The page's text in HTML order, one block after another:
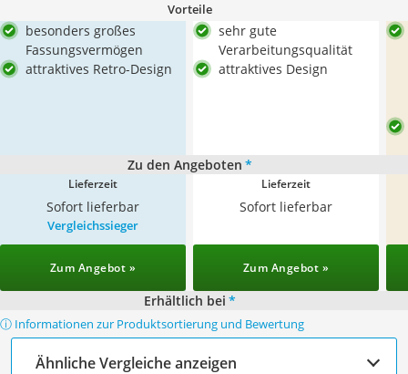
Vorteile
besonders großes
Fassungsvermögen
attraktives Retro-Design
sehr gute
Verarbeitungsqualität
attraktives Design
Zu den Angeboten *
Lieferzeit
Sofort lieferbar
Lieferzeit
Sofort lieferbar
Vergleichssieger
Zum Angebot » Zum Angebot »
Erhältlich bei *
ⓘ Informationen zur Produktsortierung und Bewertung
Ähnliche Vergleiche anzeigen